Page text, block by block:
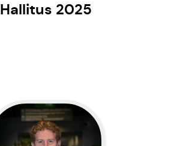
Hallitus 2025